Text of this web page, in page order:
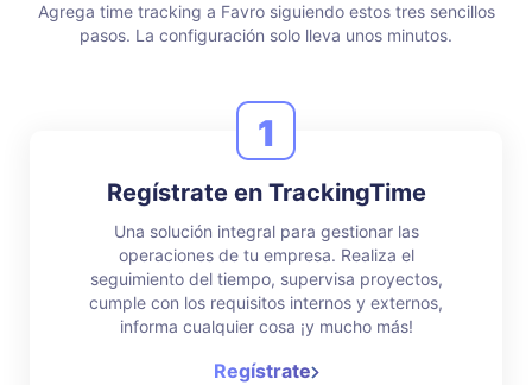
Agrega time tracking a Favro siguiendo estos tres sencillos
pasos. La configuración solo lleva unos minutos.
1
Regístrate en TrackingTime
Una solución integral para gestionar las
operaciones de tu empresa. Realiza el
seguimiento del tiempo, supervisa proyectos,
cumple con los requisitos internos y externos,
informa cualquier cosa ¡y mucho más!
Regístrate